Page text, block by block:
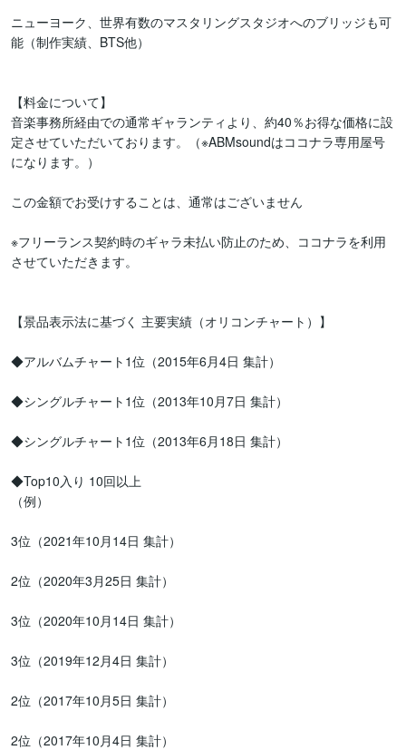
ニューヨーク、世界有数のマスタリングスタジオへのブリッジも可
能（制作実績、BTS他）
【料金について】
音楽事務所経由での通常ギャランティより、約40％お得な価格に設
定させていただいております。（※ABMsoundはココナラ専用屋号
になります。）
この金額でお受けすることは、通常はございません
※フリーランス契約時のギャラ未払い防止のため、ココナラを利用
させていただきます。
【景品表示法に基づく 主要実績（オリコンチャート）】
◆アルバムチャート1位（2015年6月4日 集計）
◆シングルチャート1位（2013年10月7日 集計）
◆シングルチャート1位（2013年6月18日 集計）
◆Top10入り 10回以上
（例）
3位（2021年10月14日 集計）
2位（2020年3月25日 集計）
3位（2020年10月14日 集計）
3位（2019年12月4日 集計）
2位（2017年10月5日 集計）
2位（2017年10月4日 集計）